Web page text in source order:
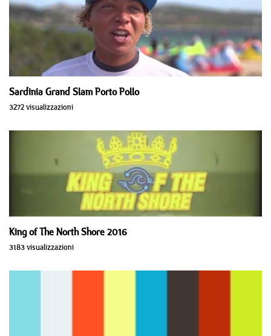
Sardinia Grand Slam Porto Pollo
3272 visualizzazioni
King of The North Shore 2016
3183 visualizzazioni